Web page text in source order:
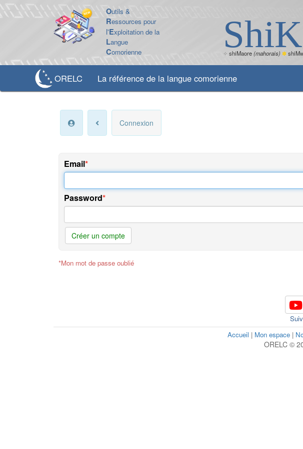
Outils &
Ressources pour
l'Exploitation de la
Langue
Comorienne ✧ shiMaore(mahorais) ✽
ORELC La référence de la langue comorienne
Connexion
Email
Password
Créer un compte
*Mon mot de passe oublié
Accueil | Mon espace |
ORELC ©